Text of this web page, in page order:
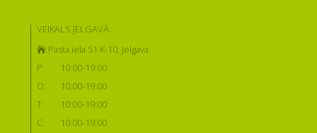
VEIKALS JELGAVĀ:
Pasta iela 51 K-10, Jelgava
P:
10:00-19:00
O:
10:00-19:00
T:
10:00-19:00
C:
10:00-19:00